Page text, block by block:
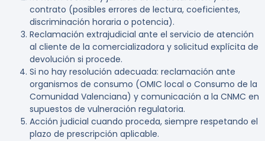
contrato (posibles errores de lectura, coeficientes,
discriminación horaria o potencia).
Reclamación extrajudicial ante el servicio de atención
al cliente de la comercializadora y solicitud explícita de
devolución si procede.
Si no hay resolución adecuada: reclamación ante
organismos de consumo (OMIC local o Consumo de la
Comunidad Valenciana) y comunicación a la CNMC en
supuestos de vulneración regulatoria.
Acción judicial cuando proceda, siempre respetando el
plazo de prescripción aplicable.